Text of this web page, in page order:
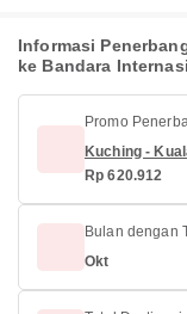
Informasi
ke Bandara
Promo
Kuching -
Rp 620.912
Bulan dengan
Okt